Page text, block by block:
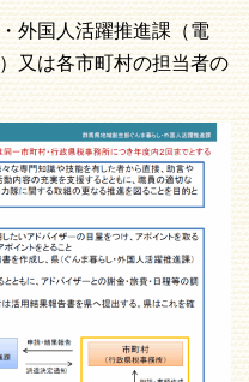
外国人活躍推進課（電
又は各市町村の担当者の